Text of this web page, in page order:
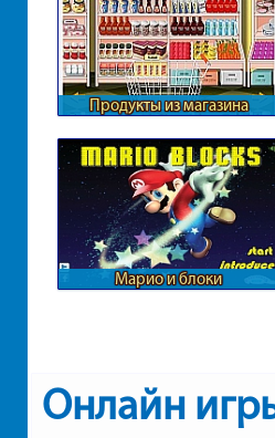
Продукты из магазина
Марио и блоки
Онлайн